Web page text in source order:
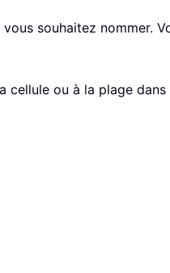
souhaitez nommer.
cellule ou à la plage dans